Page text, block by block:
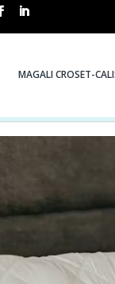
MAGALI CROSET-